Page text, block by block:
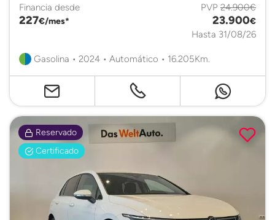
Financia desde
227€/mes*
PVP 24.900€
23.900€
Hasta 31/08/26
Gasolina • 2024 • Automático • 16.205Km.
Reservado
Certificado